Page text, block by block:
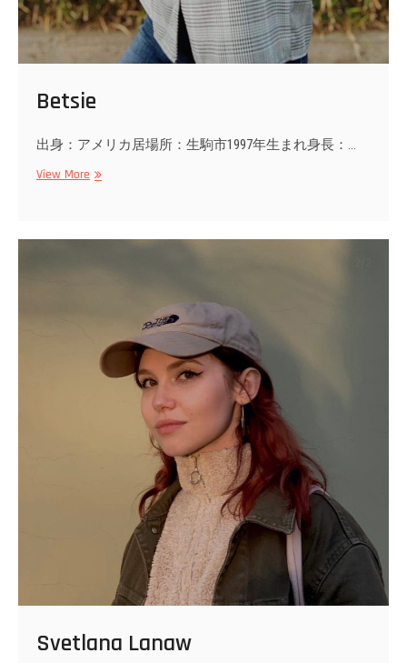
Betsie
出身：アメリカ居場所：生駒市1997年生まれ身長：…
View More Betsie
Svetlana Lanaw